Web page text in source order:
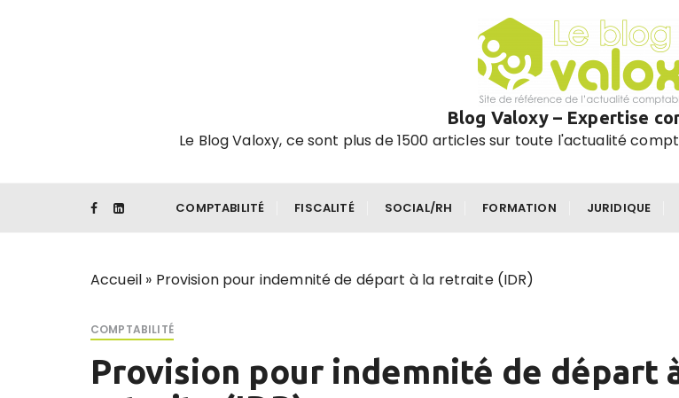
Blog Valoxy – Expertise
Le Blog Valoxy, ce sont plus de 1500 articles sur toute l'actualité
COMPTABILITÉ FISCALITÉ SOCIAL/RH FORMATION JURIDIQUE
Accueil » Provision pour indemnité de départ à la retraite (IDR)
COMPTABILITÉ
Provision pour indemnité de départ